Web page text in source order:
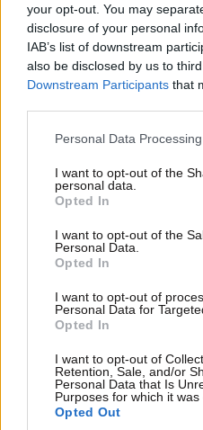
your opt-out. You may
disclosure of your personal
IAB’s list of downstream
also be disclosed by us to
Downstream Participants that
Please note that this website/
not limited to your visit or
grant or deny consent to
use your data for below
consent section.
Personal Data
I want to opt-out of the
personal data.
Opted In
I want to opt-out of the
Personal Data.
Opted In
I want to opt-out of
Personal Data for
Opted In
I want to opt-out of
Retention, Sale, and/or
Personal Data that Is
Purposes for which it was
Opted Out
Απαντήστε
Θυμάμαι 01·11·2020
οι καλλιτέχνες πλένανε
Σαν σήμερα 6
Σακελλαρίου, η λαϊκή